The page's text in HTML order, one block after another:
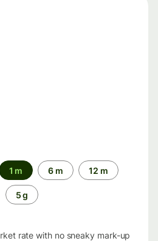
1 m 6 m 12 m
5 g
rate with no sneaky mark-up